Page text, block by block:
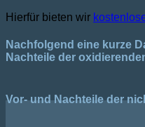
Hierfür bieten wir
Nachfolgend eine kurze
Nachteile der
Vor- und Nachteile der